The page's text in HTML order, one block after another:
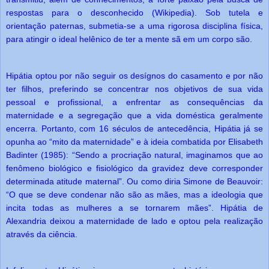
respostas para o desconhecido (Wikipedia). Sob tutela e
orientação paternas, submetia-se a uma rigorosa disciplina física,
para atingir o ideal helênico de ter a mente sã em um corpo são.
Hipátia optou por não seguir os desígnos do casamento e por não
ter filhos, preferindo se concentrar nos objetivos de sua vida
pessoal e profissional, a enfrentar as consequências da
maternidade e a segregação que a vida doméstica geralmente
encerra. Portanto, com 16 séculos de antecedência, Hipátia já se
opunha ao “mito da maternidade” e à ideia combatida por Elisabeth
Badinter (1985): “Sendo a procriação natural, imaginamos que ao
fenômeno biológico e fisiológico da gravidez deve corresponder
determinada atitude maternal”. Ou como diria Simone de Beauvoir:
“O que se deve condenar não são as mães, mas a ideologia que
incita todas as mulheres a se tornarem mães”. Hipátia de
Alexandria deixou a maternidade de lado e optou pela realização
através da ciência.